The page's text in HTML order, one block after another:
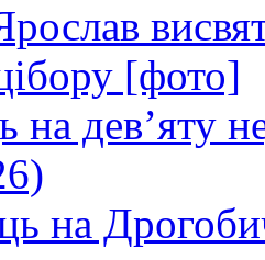
[фото]
на дев’яту
на